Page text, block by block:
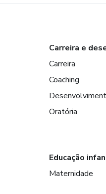
Carreira e
Carreira
Coaching
Oratória
Educação
Maternidade